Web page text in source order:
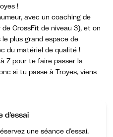
!
avec un coaching de
CrossFit de niveau 3), et on
plus grand espace de
du matériel de qualité !
Z pour te faire passer la
si tu passe à Troyes, viens
d'essai
une séance d’essai.